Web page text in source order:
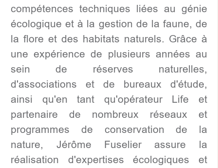
compétences techniques liées au génie
écologique et à la gestion de la faune, de
la flore et des habitats naturels. Grâce à
une expérience de plusieurs années au
sein de réserves naturelles,
d'associations et de bureaux d'étude,
ainsi qu'en tant qu'opérateur Life et
partenaire de nombreux réseaux et
programmes de conservation de la
nature, Jérôme Fuselier assure la
réalisation d'expertises écologiques et